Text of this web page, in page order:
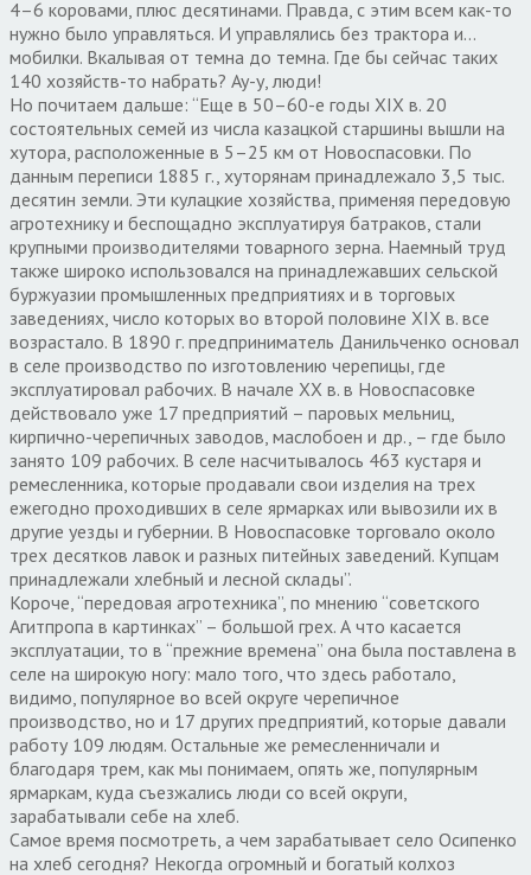
4–6 коровами, плюс десятинами. Правда, с этим всем как-то
нужно было управляться. И управлялись без трактора и…
мобилки. Вкалывая от темна до темна. Где бы сейчас таких
140 хозяйств-то набрать? Ау-у, люди!
Но почитаем дальше: “Еще в 50–60-е годы XIX в. 20
состоятельных семей из числа казацкой старшины вышли на
хутора, расположенные в 5–25 км от Новоспасовки. По
данным переписи 1885 г., хуторянам принадлежало 3,5 тыс.
десятин земли. Эти кулацкие хозяйства, применяя передовую
агротехнику и беспощадно эксплуатируя батраков, стали
крупными производителями товарного зерна. Наемный труд
также широко использовался на принадлежавших сельской
буржуазии промышленных предприятиях и в торговых
заведениях, число которых во второй половине XIX в. все
возрастало. В 1890 г. предприниматель Данильченко основал
в селе производство по изготовлению черепицы, где
эксплуатировал рабочих. В начале XX в. в Новоспасовке
действовало уже 17 предприятий – паровых мельниц,
кирпично-черепичных заводов, маслобоен и др., – где было
занято 109 рабочих. В селе насчитывалось 463 кустаря и
ремесленника, которые продавали свои изделия на трех
ежегодно проходивших в селе ярмарках или вывозили их в
другие уезды и губернии. В Новоспасовке торговало около
трех десятков лавок и разных питейных заведений. Купцам
принадлежали хлебный и лесной склады”.
Короче, “передовая агротехника”, по мнению “советского
Агитпропа в картинках” – большой грех. А что касается
эксплуатации, то в “прежние времена” она была поставлена в
селе на широкую ногу: мало того, что здесь работало,
видимо, популярное во всей округе черепичное
производство, но и 17 других предприятий, которые давали
работу 109 людям. Остальные же ремесленничали и
благодаря трем, как мы понимаем, опять же, популярным
ярмаркам, куда съезжались люди со всей округи,
зарабатывали себе на хлеб.
Самое время посмотреть, а чем зарабатывает село Осипенко
на хлеб сегодня? Некогда огромный и богатый колхоз